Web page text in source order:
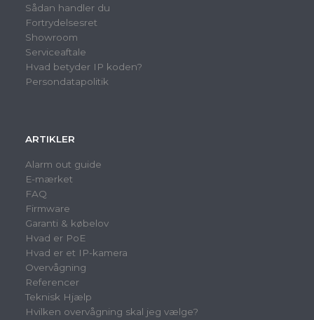
Sådan handler du
Fortrydelsesret
Showroom
Serviceaftale
Hvad betyder IP koden?
Persondatapolitik
ARTIKLER
Alarm out guide
E-mærket
FAQ
Firmware
Garanti & købelov
Hvad er PoE
Hvad er et IP-kamera
Overvågning
Referencer
Teknisk Hjælp
Hvilken overvågning skal jeg vælge?